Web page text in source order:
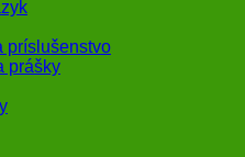
príslušenstvo
prášky